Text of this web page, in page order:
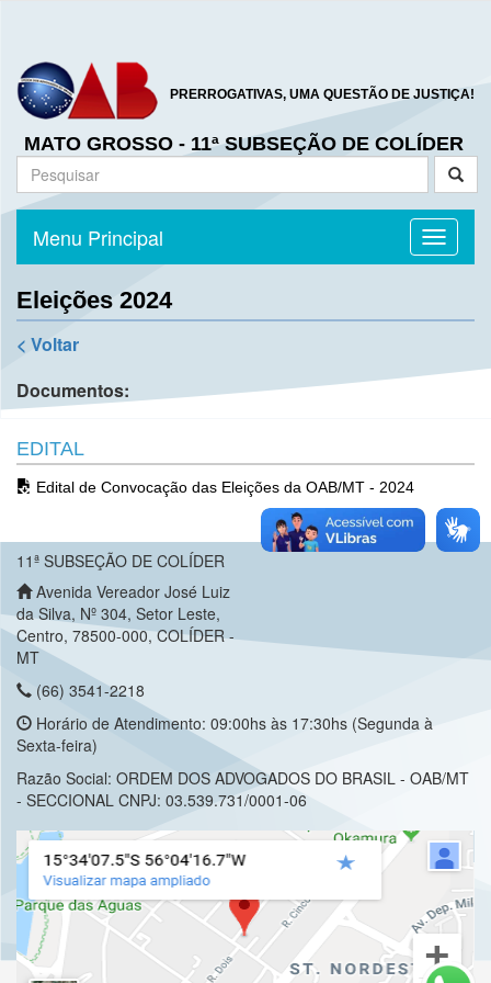
PRERROGATIVAS, UMA QUESTÃO DE JUSTIÇA!
MATO GROSSO - 11ª SUBSEÇÃO DE COLÍDER
Toggle
Menu Principal
Eleições 2024
< Voltar
Documentos:
EDITAL
Edital de Convocação das Eleições da OAB/MT - 2024
11ª SUBSEÇÃO DE COLÍDER
Avenida Vereador José Luiz
da Silva, Nº 304, Setor Leste,
Centro, 78500-000, COLÍDER -
MT
(66) 3541-2218
Horário de Atendimento: 09:00hs às 17:30hs (Segunda à
Sexta-feira)
Razão Social: ORDEM DOS ADVOGADOS DO BRASIL - OAB/MT
- SECCIONAL CNPJ: 03.539.731/0001-06